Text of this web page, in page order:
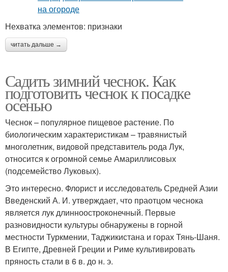
Нехватка элементов: признаки
читать дальше →
Садить зимний чеснок. Как
подготовить чеснок к посадке
осенью
Чеснок – популярное пищевое растение. По
биологическим характеристикам – травянистый
многолетник, видовой представитель рода Лук,
относится к огромной семье Амариллисовых
(подсемейство Луковых).
Это интересно. Флорист и исследователь Средней Азии
Введенский А. И. утверждает, что праотцом чеснока
является лук длинноостроконечный. Первые
разновидности культуры обнаружены в горной
местности Туркмении, Таджикистана и горах Тянь-Шаня.
В Египте, Древней Греции и Риме культивировать
пряность стали в 6 в. до н. э.